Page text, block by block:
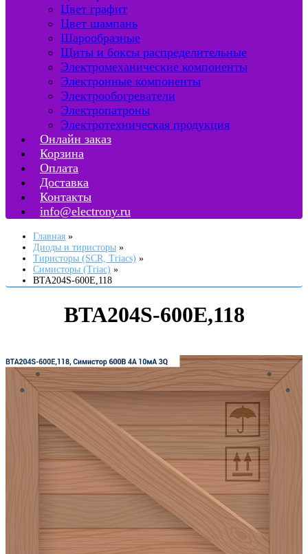
Цвет графит
Цвет шампань
Шарообразные
Щиты и боксы распределительные
Электромеханические компоненты
Электронные компоненты
Электрообогреватели
Электропатроны
Электротехническая продукция
Онлайн заказ
Корзина
Оплата
Доставка
Контакты
info@electrony.ru
Главная
Диоды и тиристоры
Тиристоры (SCR, Triacs)
Симисторы (Triac)
BTA204S-600E,118
BTA204S-600E,118